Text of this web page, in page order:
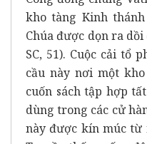
kho tàng Kinh
Chúa được dọn ra
SC, 51). Cuộc cải tổ
cầu này nơi một
cuốn sách tập hợp
dùng trong các cử
này được kín múc từ